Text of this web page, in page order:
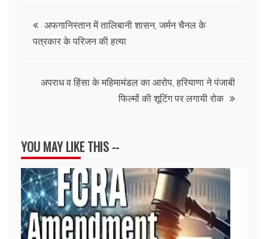
Post
navigation
अफगानिस्तान में तालिबानी शासन, जर्मन चैनल के
पत्रकार के परिजन की हत्या
अपराध व हिंसा के महिमामंडल का आरोप, हरियाणा ने पंजाबी
फिल्मों की शूटिंग पर लगायी रोक
YOU MAY LIKE THIS --